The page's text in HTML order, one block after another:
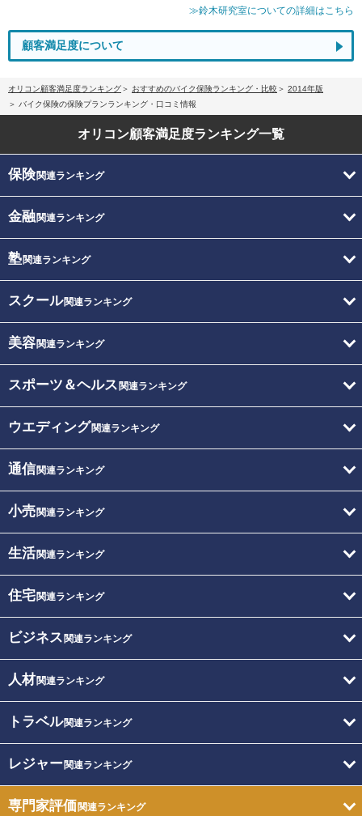
≫鈴木研究室についての詳細はこちら
顧客満足度について
オリコン顧客満足度ランキング おすすめのバイク保険ランキング・比較
2014年版
バイク保険の保険プランランキング・口コミ情報
オリコン顧客満足度ランキング一覧
保険関連ランキング
金融関連ランキング
塾関連ランキング
スクール関連ランキング
美容関連ランキング
スポーツ＆ヘルス 関連ランキング
ウエディング関連ランキング
通信関連ランキング
小売関連ランキング
生活関連ランキング
住宅関連ランキング
ビジネス 関連ランキング
人材関連ランキング
トラベル関連ランキング
レジャー関連ランキング
専門家評価関連ランキング